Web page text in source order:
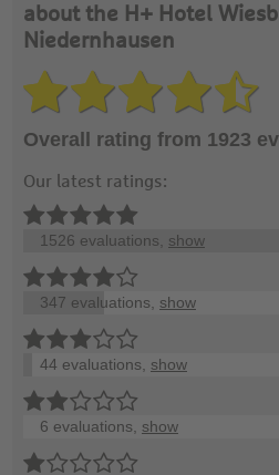
about the H+ Hotel
Niedernhausen
Overall rating from 1923
Our latest ratings:
1526 evaluations, show
347 evaluations, show
44 evaluations, show
6 evaluations, show